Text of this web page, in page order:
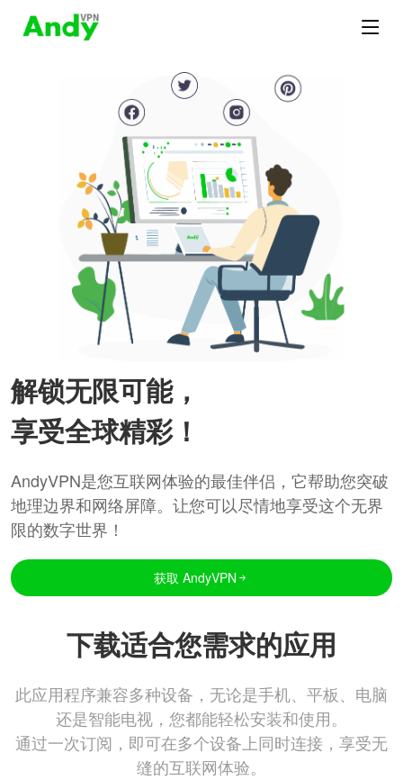
解锁无限可能，
享受全球精彩！
AndyVPN是您互联网体验的最佳伴侣，它帮助您突破
地理边界和网络屏障。让您可以尽情地享受这个无界
限的数字世界！
获取 AndyVPN
下载适合您需求的应用
此应用程序兼容多种设备，无论是手机、平板、电脑
还是智能电视，您都能轻松安装和使用。
通过一次订阅，即可在多个设备上同时连接，享受无
缝的互联网体验。